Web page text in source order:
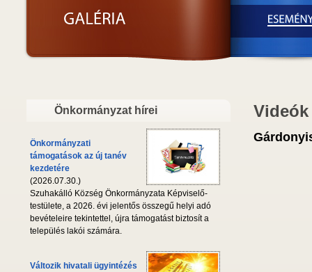
Önkormányzat hírei
Önkormányzati
támogatások az új tanév
kezdetére
(2026.07.30.)
Szuhakálló Község Önkormányzata Képviselő-
testülete, a 2026. évi jelentős összegű helyi adó
bevételeire tekintettel, újra támogatást biztosít a
település lakói számára.
Változik hivatali ügyintézés
Videók